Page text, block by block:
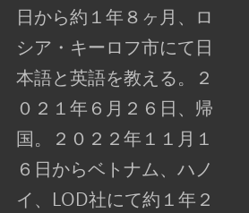
日から約１年８ヶ月、ロ
シア・キーロフ市にて日
本語と英語を教える。２
０２１年６月２６日、帰
国。２０２２年１１月１
６日からベトナム、ハノ
イ、LOD社にて約１年２